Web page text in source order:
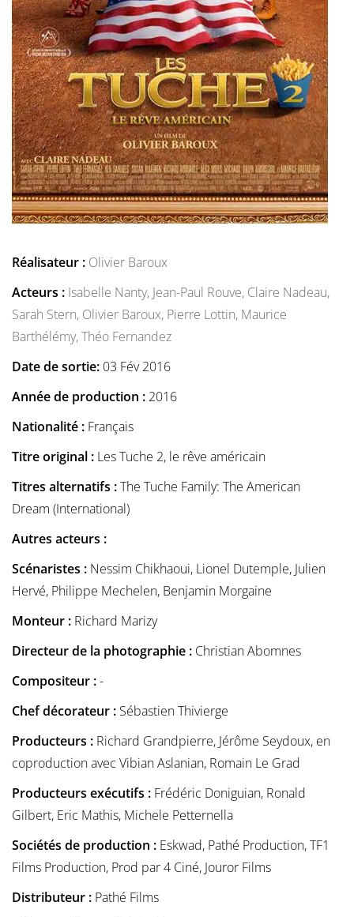
Réalisateur : Olivier Baroux
Acteurs : Isabelle Nanty, Jean-Paul Rouve, Claire Nadeau,
Sarah Stern, Olivier Baroux, Pierre Lottin, Maurice
Barthélémy,Théo Fernandez
Date de sortie: 03 Fév 2016
Année de production : 2016
Nationalité : Français
Titre original : Les Tuche 2, le rêve américain
Titres alternatifs :The Tuche Family: The American
Dream (International)
Autres acteurs :
Scénaristes : Nessim Chikhaoui, Lionel Dutemple, Julien
Hervé, Philippe Mechelen, Benjamin Morgaine
Monteur : Richard Marizy
Directeur de la photographie : Christian Abomnes
Compositeur :-
Chef décorateur : Sébastien Thivierge
Producteurs : Richard Grandpierre, Jérôme Seydoux, en
coproduction avec Vibian Aslanian, Romain Le Grad
Producteurs exécutifs : Frédéric Doniguian, Ronald
Gilbert, Eric Mathis, Michele Petternella
Sociétés de production : Eskwad, Pathé Production, TF1
Films Production, Prod par 4 Ciné, Jouror Films
Distributeur : Pathé Films